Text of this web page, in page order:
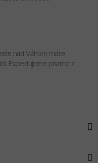
nad Váhom máte
Expedujeme priamo z